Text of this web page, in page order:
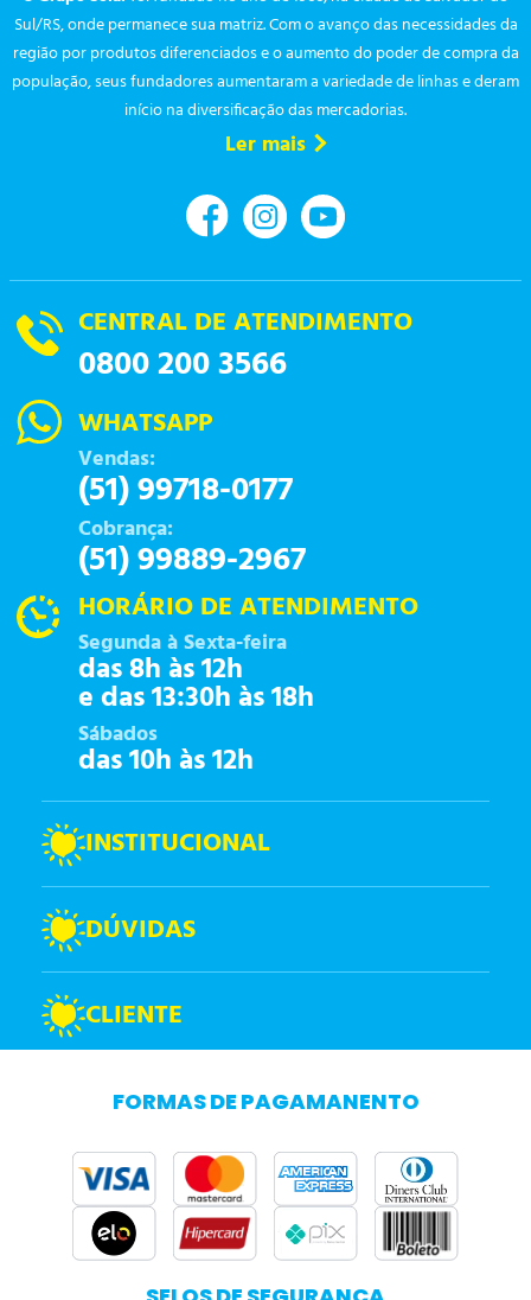
Sul/RS, onde permanece sua matriz. Com o avanço das necessidades da
região por produtos diferenciados e o aumento do poder de compra da
população, seus fundadores aumentaram a variedade de linhas e deram
início na diversificação das mercadorias.
Ler mais
CENTRAL DE ATENDIMENTO
0800 200 3566
WHATSAPP
Vendas:
(51) 99718-0177
Cobrança:
(51) 99889-2967
HORÁRIO DE ATENDIMENTO
Segunda à Sexta-feira
das 8h às 12h
e das 13:30h às 18h
Sábados
das 10h às 12h
INSTITUCIONAL
DÚVIDAS
CLIENTE
FORMAS DE PAGAMANENTO